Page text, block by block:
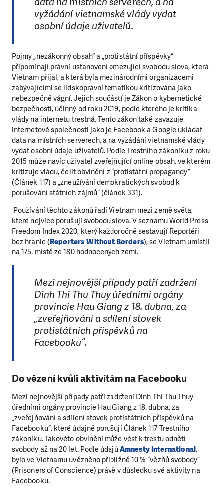
vyžádání vietnamské vlády vydat
osobní údaje uživatelů.
Pojmy „nezákonný obsah“ a „protistátní příspěvky“
připomínají právní ustanovení omezující svobodu slova, která
Vietnam přijal, a která byla mezinárodními organizacemi
zabývajícími se lidskoprávní tematikou kritizována jako
nebezpečně vágní. Jejich součástí je Zákon o kybernetické
bezpečnosti, účinný od roku 2019, podle kterého je kritika
vlády na internetu trestná. Tento zákon také zavazuje
internetové společnosti jako je Facebook a Google ukládat
data na místních serverech, a na vyžádání vietnamské vlády
vydat osobní údaje uživatelů. Podle Trestního zákoníku z roku
2015 může navíc uživatel zveřejňující online obsah, ve kterém
kritizuje vládu, čelit obvinění z “protistátní propagandy”
(Článek 117) a „zneužívání demokratických svobod k
porušování státních zájmů“ (článek 331).
Používání těchto zákonů řadí Vietnam mezi země světa,
které nejvíce porušují svobodu slova. V seznamu World Press
Freedom Index 2020, který každoročně sestavují Reportéři
bez hranic (Reporters Without Borders), se Vietnam umístil
na 175. místě ze 180 hodnocených zemí.
Mezi nejnovější případy patří zadržení
Dinh Thi Thu Thuy úředními orgány
provincie Hau Giang z 18. dubna, za
„zveřejňování a sdílení stovek
protistátních příspěvků na
Facebooku“.
Do vězení kvůli aktivitám na Facebooku
Mezi nejnovější případy patří zadržení Dinh Thi Thu Thuy
úředními orgány provincie Hau Giang z 18. dubna, za
„zveřejňování a sdílení stovek protistátních příspěvků na
Facebooku“, které údajně porušují Článek 117 Trestního
zákoníku. Takovéto obvinění může vést k trestu odnětí
svobody až na 20 let. Podle údajůAmnesty International,
bylo ve Vietnamu uvězněno přibližně 10 % “vězňů svobody”
(Prisoners of Conscience) právě v důsledku své aktivity na
Facebooku.